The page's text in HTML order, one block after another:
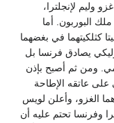
وليم لإنجلترا،
البوربون. أما
كثلكيتهما في بغضهما
يصادق فرنسا بل
ومن ثم أصبح بإذن
على عاتقه الإطاحة
الغزو، وأعلن لويس
وفرنسا تحتم عليه أن